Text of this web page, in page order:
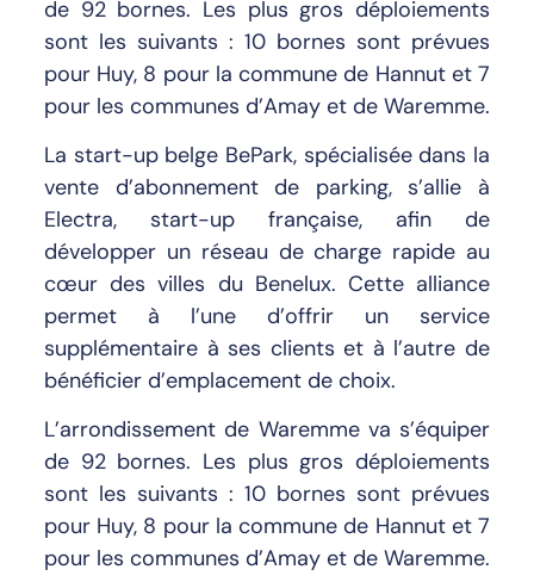
de 92 bornes. Les plus gros déploiements
sont les suivants : 10 bornes sont prévues
pour Huy, 8 pour la commune de Hannut et 7
pour les communes d’Amay et de Waremme.
La start-up belge BePark, spécialisée dans la
vente d’abonnement de parking, s’allie à
Electra, start-up française, afin de
développer un réseau de charge rapide au
cœur des villes du Benelux. Cette alliance
permet à l’une d’offrir un service
supplémentaire à ses clients et à l’autre de
bénéficier d’emplacement de choix.
L’arrondissement de Waremme va s’équiper
de 92 bornes. Les plus gros déploiements
sont les suivants : 10 bornes sont prévues
pour Huy, 8 pour la commune de Hannut et 7
pour les communes d’Amay et de Waremme.